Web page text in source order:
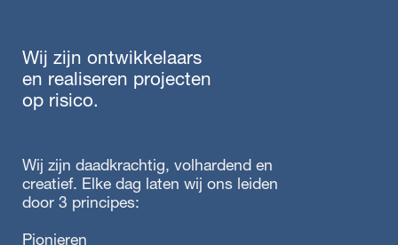
Bright
ESG
Nieuws
Wij zijn ontwikkelaars
en realiseren projecten
op risico.
Wij zijn daadkrachtig, volhardend en
creatief. Elke dag laten wij ons leiden
door 3 principes:
Pionieren